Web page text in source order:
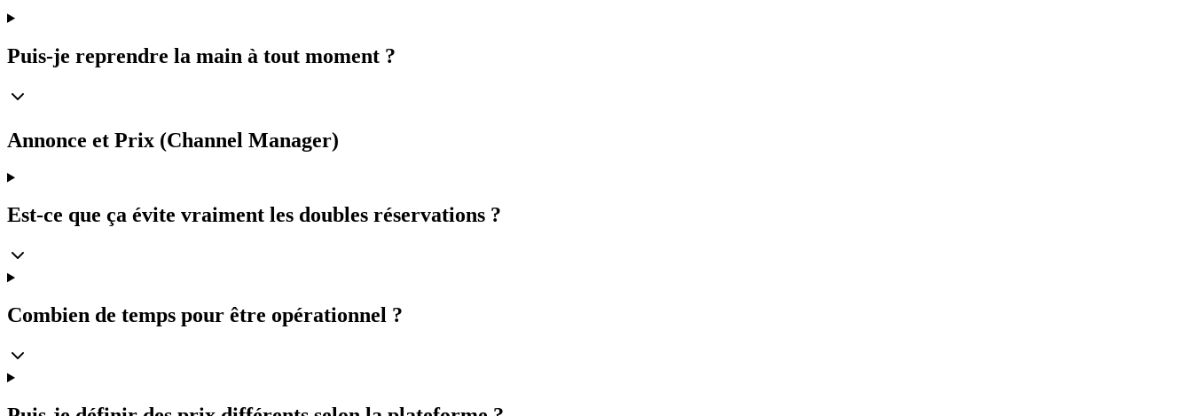
Puis-je reprendre la main à tout moment ?
Annonce et Prix (Channel Manager)
Est-ce que ça évite vraiment les doubles réservations ?
Combien de temps pour être opérationnel ?